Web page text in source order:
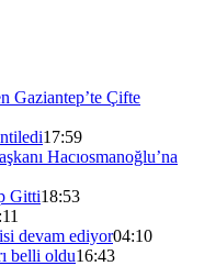
Gaziantep’te Çifte
17:59
Hacıosmanoğlu’na
Gitti18:53
devam ediyor04:10
belli oldu16:43